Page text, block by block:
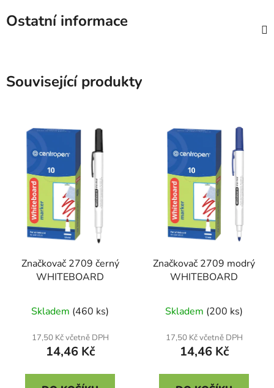
Ostatní informace
Související produkty
Značkovač 2709 černý
WHITEBOARD
Skladem (460 ks)
17,50 Kč včetně DPH
14,46 Kč
Značkovač 2709 modrý
WHITEBOARD
Skladem (200 ks)
17,50 Kč včetně DPH
14,46 Kč